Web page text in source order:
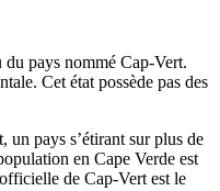
du pays nommé Cap-Vert.
Cet état possède pas des
un pays s’étirant sur plus de
en Cape Verde est
de Cap-Vert est le